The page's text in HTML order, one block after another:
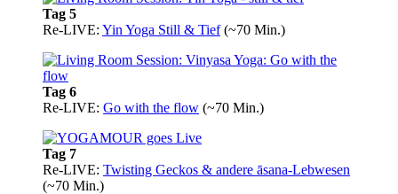
Tag 5
Re-LIVE: Yin Yoga Still & Tief(~70 Min.)
Tag 6
Re-LIVE: Go with the flow (~70 Min.)
Tag 7
Re-LIVE: Twisting Geckos & andere āsana-Lebwesen
(~70 Min.)